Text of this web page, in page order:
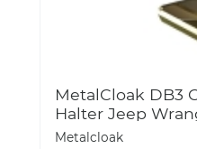
MetalCloak DB3
Halter Jeep
Metalcloak